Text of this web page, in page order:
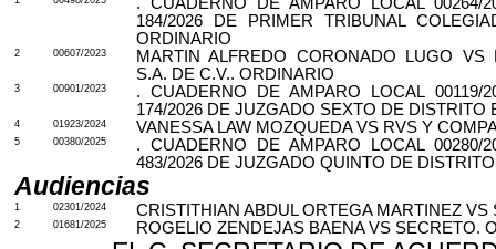
184/2026 DE PRIMER TRIBUNAL
ORDINARIO
2 00607/2023
MARTIN ALFREDO CORONADO LUGO VS
S.A. DE C.V.. ORDINARIO
3 00901/2023
. CUADERNO DE AMPARO LOCAL 00119/
174/2026 DE JUZGADO SEXTO DE DISTRITO
4 01923/2024 VANESSA LAW MOZQUEDA VS RVS Y
5 00380/2025
. CUADERNO DE AMPARO LOCAL 00280/
483/2026 DE JUZGADO QUINTO DE
Audiencias
1 02301/2024 CRISTITHIAN ABDUL ORTEGA MARTINEZ
2 01681/2025 ROGELIO ZENDEJAS BAENA VS SECRETO.